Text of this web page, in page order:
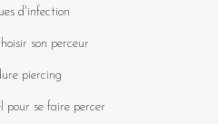
d'infection
son perceur
piercing
pour se faire percer